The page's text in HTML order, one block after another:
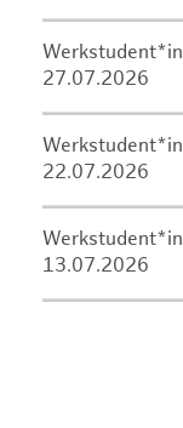
27.07.2026
Werkstudent*in
22.07.2026
13.07.2026